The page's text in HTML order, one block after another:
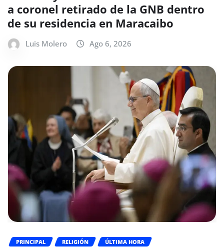
a coronel retirado de la GNB dentro
de su residencia en Maracaibo
Luis Molero Ago 6, 2026
PRINCIPAL RELIGIÓN ÚLTIMA HORA